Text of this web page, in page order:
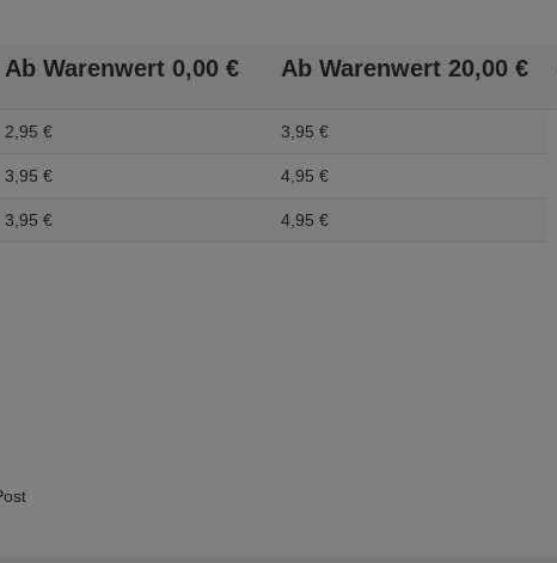
Ab Warenwert 0,00 € Ab Warenwert 20,00 €
2, 95 € 3, 95 €
3, 95 € 4, 95 €
3, 95 € 4, 95 €